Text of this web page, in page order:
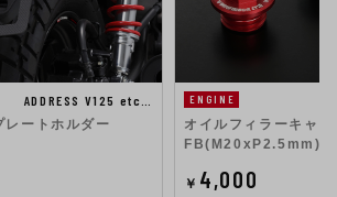
ADDRESS V125 etc…
レートホルダー
ENGINE
オイルフィラーキャ
FB(M20xP2.5mm)
￥ 4,000